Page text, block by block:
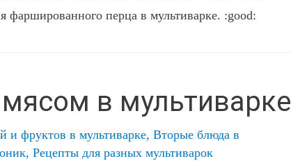
фаршированного перца в мультиварке. :good:
в мультиварке
и фруктов в мультиварке, Вторые блюда в
, Рецепты для разных мультиварок